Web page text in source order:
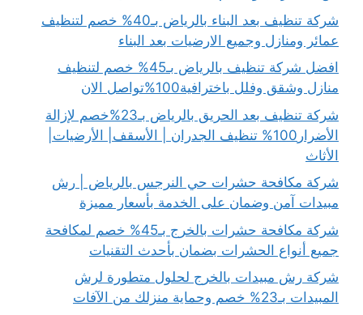
شركة تنظيف بعد البناء بالرياض بـ40% خصم لتنظيف
عمائر ومنازل وجميع الارضيات بعد البناء
افضل شركة تنظيف بالرياض بـ45% خصم لتنظيف
منازل وشقق وفلل باخترافية100%تواصل الان
شركة تنظيف بعد الحريق بالرياض بـ23%خصم لإزالة
الأضرار100% تنظيف الجدران | الأسقف| الأرضيات|
الأثاث
شركة مكافحة حشرات حي النرجس بالرياض | رش
مبيدات آمن وضمان على الخدمة بأسعار مميزة
شركة مكافحة حشرات بالخرج بـ45% خصم لمكافحة
جميع أنواع الحشرات بضمان بأحدث التقنيات
شركة رش مبيدات بالخرج لحلول متطورة لرش
المبيدات بـ23% خصم وحماية منزلك من الآفات